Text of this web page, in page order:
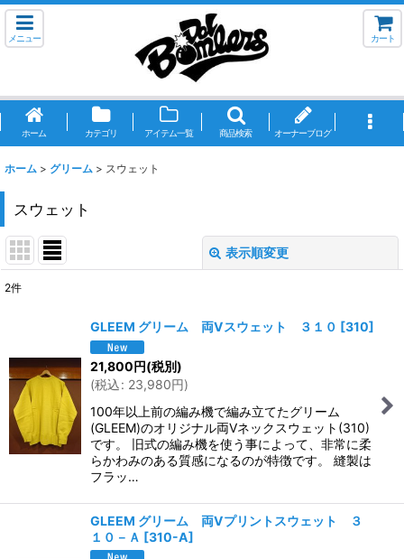
メニュー カート
ホーム カテゴリ アイテム一覧 商品検索 オーナーブログ
ホーム > グリーム > スウェット
スウェット
表示順変更
並び順:
絞り込む
2件
GLEEM グリーム 両Vスウェット ３１０ [310]
21,800円(税別)
(税込: 23,980円)
100年以上前の編み機で編み立てたグリーム
(GLEEM)のオリジナル両Vネックスウェット(310)
です。 旧式の編み機を使う事によって、非常に柔
らかわみのある質感になるのが特徴です。 縫製は
フラッ…
GLEEM グリーム 両Vプリントスウェット ３
１０－Ａ [310-A]